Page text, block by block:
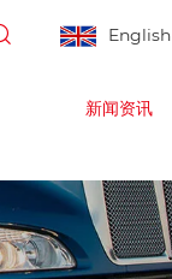
English
新闻资讯